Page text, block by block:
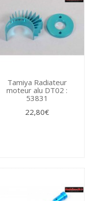
Tamiya Radiateur
moteur alu DT02 :
53831
22,80€